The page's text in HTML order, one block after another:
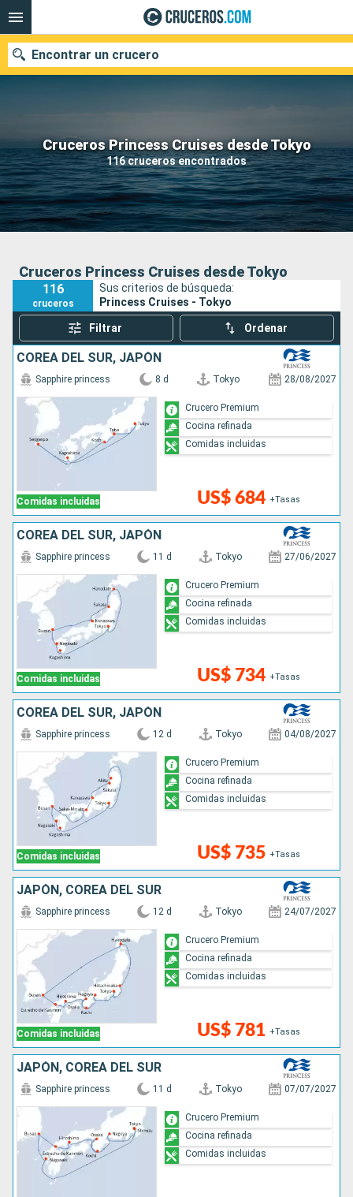
Cruceros Princess Cruises desde Tokyo
116 cruceros encontrados
Encontrar un crucero
Nuestros destinos
Fecha de salida
Puertos Compañías
Cruceros Princess Cruises desde Tokyo
116
cruceros
Sus criterios de búsqueda:
Princess Cruises - Tokyo
Filtrar Ordenar
COREA DEL SUR, JAPÓN
Comidas incluidas
Sapphire princess 8 d Tokyo 28/08/2027
US$ 684 +Tasas
Crucero Premium
Cocina refinada
Comidas incluidas
COREA DEL SUR, JAPÓN
Comidas incluidas
Sapphire princess 11 d Tokyo 27/06/2027
US$ 734 +Tasas
Crucero Premium
Cocina refinada
Comidas incluidas
COREA DEL SUR, JAPÓN
Comidas incluidas
Sapphire princess 12 d Tokyo 04/08/2027
US$ 735 +Tasas
Crucero Premium
Cocina refinada
Comidas incluidas
JAPÓN, COREA DEL SUR
Comidas incluidas
Sapphire princess 12 d Tokyo 24/07/2027
US$ 781 +Tasas
Crucero Premium
Cocina refinada
Comidas incluidas
JAPÓN, COREA DEL SUR
Sapphire princess 11 d Tokyo 07/07/2027
Crucero Premium
Cocina refinada
Comidas incluidas